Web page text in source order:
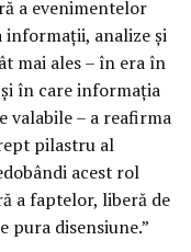
a evenimentelor
informații, analize și
mai ales – în era în
în care informația
valabile – a reafirma
pilastru al
acest rol
a faptelor, liberă de
disensiune.”